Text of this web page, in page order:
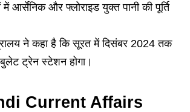
में आर्सेनिक और फ्लोराइड युक्त पानी की पूर्ति
ने कहा है कि सूरत में दिसंबर 2024 तक
ट्रेन स्टेशन होगा।
Current Affairs